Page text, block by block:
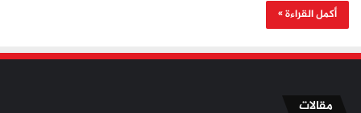
أكمل القراءة »
مقالات